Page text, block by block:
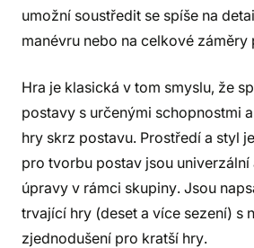
umožní soustředit se spíše na
manévru nebo na celkové záměry
Hra je klasická v tom smyslu, že
postavy s určenými schopnostmi
hry skrz postavu. Prostředí a styl
pro tvorbu postav jsou univerzální
úpravy v rámci skupiny. Jsou
trvající hry (deset a více sezení) s
zjednodušení pro kratší hry.